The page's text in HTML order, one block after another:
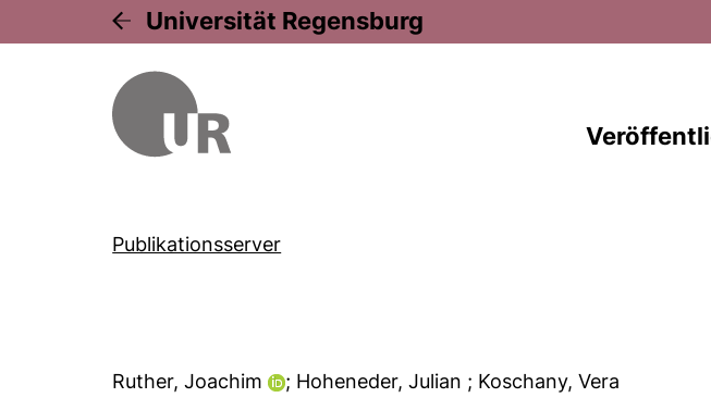
Universität Regensburg
Publikationsserver
Ruther, Joachim
; Hoheneder, Julian ; Koschany, Vera